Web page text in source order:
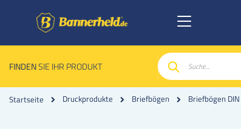
FINDENSIE IHR PRODUKT
Suche
Startseite Druckprodukte Briefbögen Briefbögen